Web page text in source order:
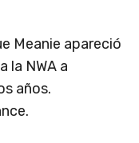
Meanie apareció
la NWA a
años.